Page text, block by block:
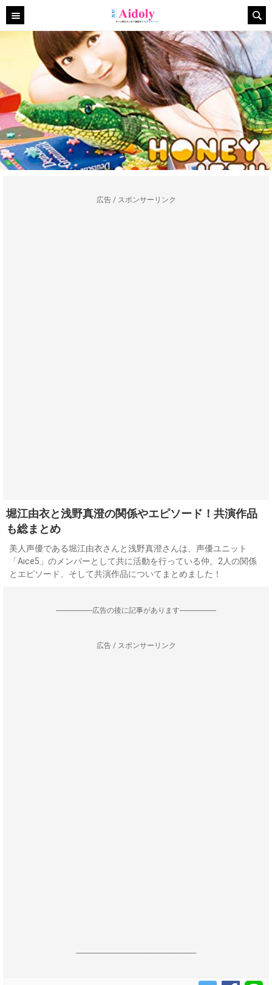
広告 / スポンサーリンク
堀江由衣と浅野真澄の関係やエピソード！共演作品
も総まとめ
美人声優である堀江由衣さんと浅野真澄さんは、声優ユニット
「Aice5」のメンバーとして共に活動を行っている仲。2人の関係
とエピソード、そして共演作品についてまとめました！
--------------------広告の後に記事があります--------------------
広告 / スポンサーリンク
------------------------------------------------------------------